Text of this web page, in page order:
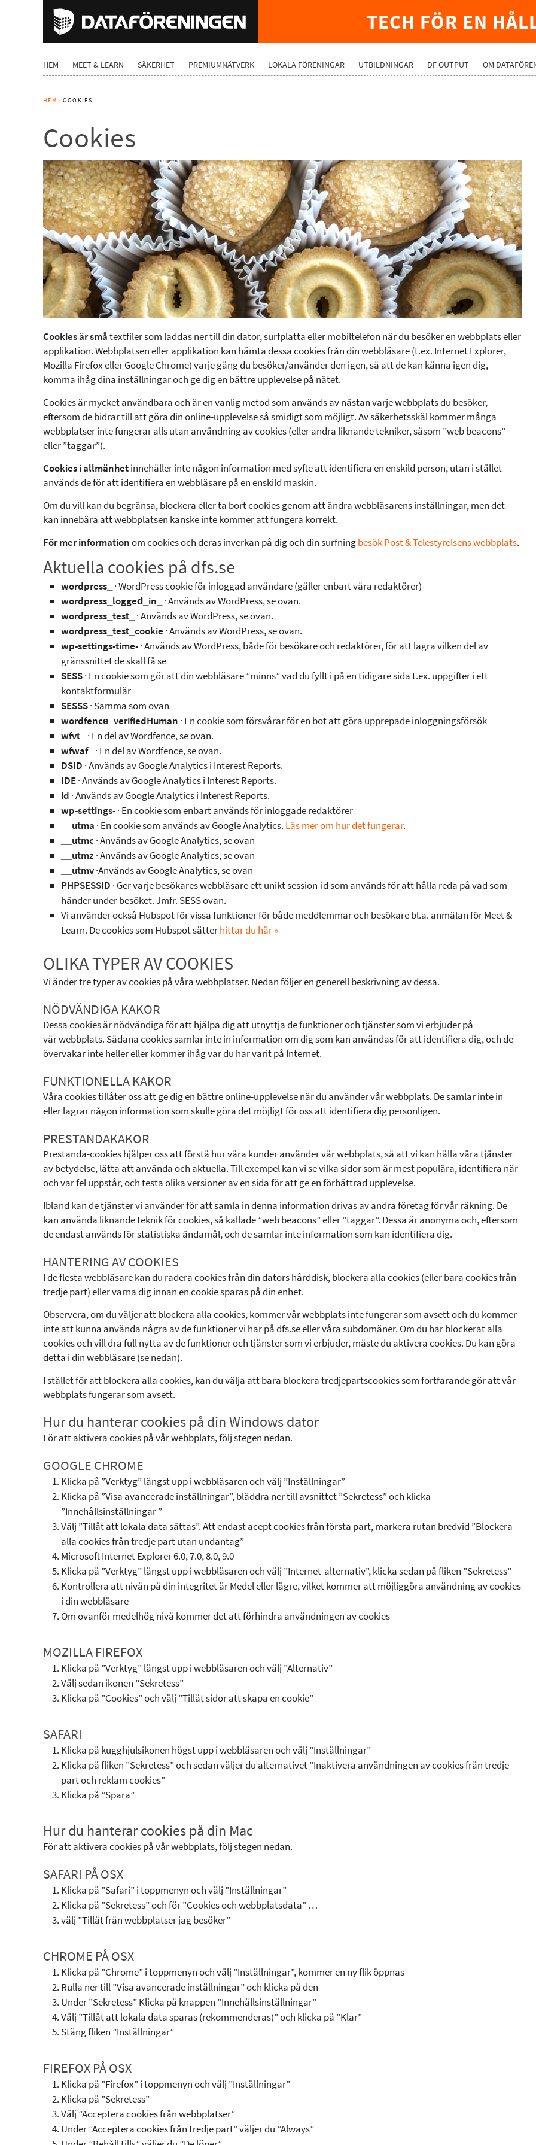
TECH FÖR EN
HEM MEET & LEARN SÄKERHET PREMIUMNÄTVERK LOKALA FÖRENINGAR UTBILDNINGAR DF OUTPUT OM
HEM · COOKIES
Cookies
Cookies är småtextfiler som laddas ner till din dator, surfplatta eller mobiltelefon när du besöker en webbplats eller
applikation. Webbplatsen eller applikation kan hämta dessa cookies från din webbläsare (t.ex. Internet Explorer,
Mozilla Firefox eller Google Chrome) varje gång du besöker/använder den igen, så att de kan känna igen dig,
komma ihåg dina inställningar och ge dig en bättre upplevelse på nätet.
Cookies är mycket användbara och är en vanlig metod som används av nästan varje webbplats du besöker,
eftersom de bidrar till att göra din online-upplevelse så smidigt som möjligt. Av säkerhetsskäl kommer många
webbplatser inte fungerar alls utan användning av cookies (eller andra liknande tekniker, såsom ”web beacons”
eller ”taggar”).
Cookies i allmänhetinnehåller inte någon information med syfte att identifiera en enskild person, utan i stället
används de för att identifiera en webbläsare på en enskild maskin.
Om du vill kan du begränsa, blockera eller ta bort cookies genom att ändra webbläsarens inställningar, men det
kan innebära att webbplatsen kanske inte kommer att fungera korrekt.
För mer informationom cookies och deras inverkan på dig och din surfningbesök Post & Telestyrelsens webbplats.
Aktuella cookies på dfs.se
wordpress_ · WordPress cookie för inloggad användare (gäller enbart våra redaktörer)
wordpress_logged_in_
· Används av WordPress, se ovan.
wordpress_test_ · Används av WordPress, se ovan.
wordpress_test_cookie · Används av WordPress, se ovan.
wp-settings-time-· Används av WordPress, både för besökare och redaktörer, för att lagra vilken del av
gränssnittet de skall få se
SESS· En cookie som gör att din webbläsare ”minns” vad du fyllt i på en tidigare sida t.ex. uppgifter i ett
kontaktformulär
SESSS· Samma som ovan
wordfence_verifiedHuman · En cookie som försvårar för en bot att göra upprepade inloggningsförsök
wfvt_ · En del av Wordfence, se ovan.
wfwaf_ · En del av Wordfence, se ovan.
DSID · Används av Google Analytics i Interest Reports.
IDE· Används av Google Analytics i Interest Reports.
id · Används av Google Analytics i Interest Reports.
wp-settings-· En cookie som enbart används för inloggade redaktörer
__utma · En cookie som används av Google Analytics. Läs mer om hur det fungerar.
__utmc· Används av Google Analytics, se ovan
__utmz· Används av Google Analytics, se ovan
__utmv·Används av Google Analytics, se ovan
PHPSESSID · Ger varje besökares webbläsare ett unikt session-id som används för att hålla reda på vad som
händer under besöket. Jmfr. SESS ovan.
Vi använder också Hubspot för vissa funktioner för både meddlemmar och besökare bl.a. anmälan för Meet &
Learn. De cookies som Hubspot sätterhittar du här »
OLIKA TYPER AV COOKIES
Vi änder tre typer av cookies på våra webbplatser. Nedan följer en generell beskrivning av dessa.
NÖDVÄNDIGA KAKOR
Dessa cookies är nödvändiga för att hjälpa dig att utnyttja de funktioner och tjänster som vi erbjuder på
vår webbplats. Sådana cookies samlar inte in information om dig som kan användas för att identifiera dig, och de
övervakar inte heller eller kommer ihåg var du har varit på Internet.
FUNKTIONELLA KAKOR
Våra cookies tillåter oss att ge dig en bättre online-upplevelse när du använder vår webbplats. De samlar inte in
eller lagrar någon information som skulle göra det möjligt för oss att identifiera dig personligen.
PRESTANDAKAKOR
Prestanda-cookies hjälper oss att förstå hur våra kunder använder vår webbplats, så att vi kan hålla våra tjänster
av betydelse, lätta att använda och aktuella. Till exempel kan vi se vilka sidor som är mest populära, identifiera när
och var fel uppstår, och testa olika versioner av en sida för att ge en förbättrad upplevelse.
Ibland kan de tjänster vi använder för att samla in denna information drivas av andra företag för vår räkning. De
kan använda liknande teknik för cookies, så kallade ”web beacons” eller ”taggar”. Dessa är anonyma och, eftersom
de endast används för statistiska ändamål, och de samlar inte information som kan identifiera dig.
HANTERING AV COOKIES
I de flesta webbläsare kan du radera cookies från din dators hårddisk, blockera alla cookies (eller bara cookies från
tredje part) eller varna dig innan en cookie sparas på din enhet.
Observera, om du väljer att blockera alla cookies, kommer vår webbplats inte fungerar som avsett och du kommer
inte att kunna använda några av de funktioner vi har på dfs.se eller våra subdomäner. Om du har blockerat alla
cookies och vill dra full nytta av de funktioner och tjänster som vi erbjuder, måste du aktivera cookies. Du kan göra
detta i din webbläsare (se nedan).
I stället för att blockera alla cookies, kan du välja att bara blockera tredjepartscookies som fortfarande gör att vår
webbplats fungerar som avsett.
Hur du hanterar cookies på din Windows dator
För att aktivera cookies på vår webbplats, följ stegen nedan.
GOOGLE CHROME
Klicka på ”Verktyg” längst upp i webbläsaren och välj ”Inställningar”
Klicka på ”Visa avancerade inställningar”, bläddra ner till avsnittet ”Sekretess” och klicka
”Innehållsinställningar ”
Välj ”Tillåt att lokala data sättas”. Att endast acept cookies från första part, markera rutan bredvid ”Blockera
alla cookies från tredje part utan undantag”
Microsoft Internet Explorer 6.0, 7.0, 8.0, 9.0
Klicka på ”Verktyg” längst upp i webbläsaren och välj ”Internet-alternativ”, klicka sedan på fliken ”Sekretess”
Kontrollera att nivån på din integritet är Medel eller lägre, vilket kommer att möjliggöra användning av cookies
i din webbläsare
Om ovanför medelhög nivå kommer det att förhindra användningen av cookies
MOZILLA FIREFOX
Klicka på ”Verktyg” längst upp i webbläsaren och välj ”Alternativ”
Välj sedan ikonen ”Sekretess”
Klicka på ”Cookies” och välj ”Tillåt sidor att skapa en cookie”
SAFARI
Klicka på kugghjulsikonen högst upp i webbläsaren och välj ”Inställningar”
Klicka på fliken ”Sekretess” och sedan väljer du alternativet ”Inaktivera användningen av cookies från tredje
part och reklam cookies”
Klicka på ”Spara”
Hur du hanterar cookies på din Mac
För att aktivera cookies på vår webbplats, följ stegen nedan.
SAFARI PÅ OSX
Klicka på ”Safari” i toppmenyn och välj ”Inställningar”
Klicka på ”Sekretess” och för ”Cookies och webbplatsdata” …
välj ”Tillåt från webbplatser jag besöker”
CHROME PÅ OSX
Klicka på ”Chrome” i toppmenyn och välj ”Inställningar”, kommer en ny flik öppnas
Rulla ner till ”Visa avancerade inställningar” och klicka på den
Under ”Sekretess” Klicka på knappen ”Innehållsinställningar”
Välj ”Tillåt att lokala data sparas (rekommenderas)” och klicka på ”Klar”
Stäng fliken ”Inställningar”
FIREFOX PÅ OSX
Klicka på ”Firefox” i toppmenyn och välj ”Inställningar”
Klicka på ”Sekretess”
Välj ”Acceptera cookies från webbplatser”
Under ”Acceptera cookies från tredje part” väljer du ”Always”